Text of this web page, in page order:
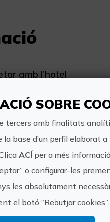
amb l'hotel
SOL
SOBRE
tercers amb finalitats
base d’un perfil elaborat
ACÍper a més
o configurar-les
les absolutament
el botó “Rebutjar cookies”.